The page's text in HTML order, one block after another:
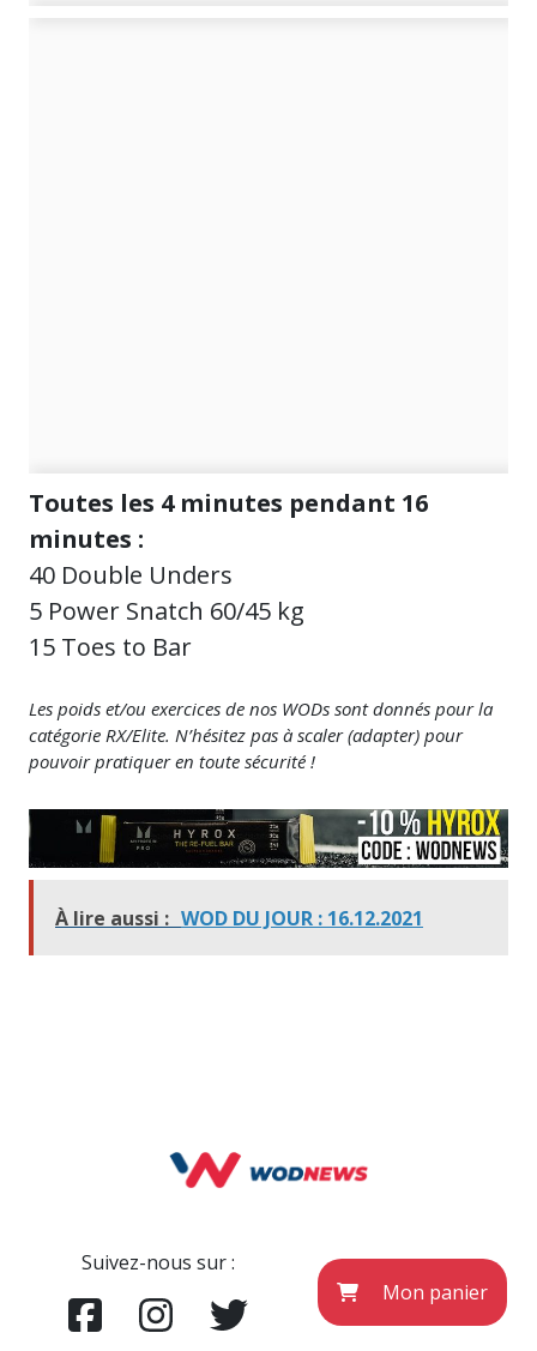
Toutes les 4 minutes pendant 16
minutes :
40 Double Unders
5 Power Snatch 60/45 kg
15 Toes to Bar
Les poids et/ou exercices de nos WODs sont donnés pour la
catégorie RX/Elite. N’hésitez pas à scaler (adapter) pour
pouvoir pratiquer en toute sécurité !
À lire aussi : WOD DU JOUR : 16.12.2021
Suivez-nous sur :
Mon panier